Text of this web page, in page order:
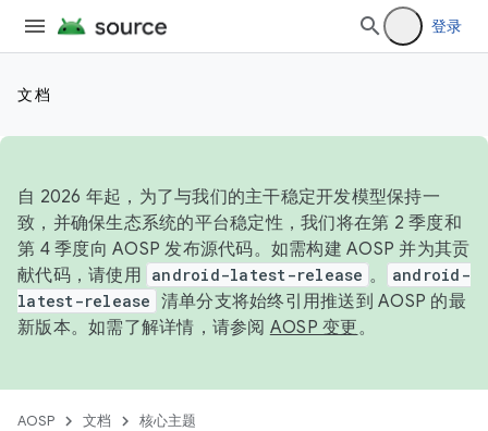
登录
文档
自 2026 年起，为了与我们的主干稳定开发模型保持一
致，并确保生态系统的平台稳定性，我们将在第 2 季度和
第 4 季度向 AOSP 发布源代码。如需构建 AOSP 并为其贡
献代码，请使用 android-latest-release 。
android-
latest-release 清单分支将始终引用推送到 AOSP 的最
新版本。如需了解详情，请参阅 AOSP 变更。
AOSP 文档 核心主题